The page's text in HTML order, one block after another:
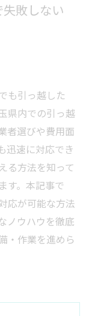
敗しない
も引っ越した
県内での引っ越
者選びや費用面
迅速に対応でき
る方法を知って
す。本記事で
応が可能な方法
ノウハウを徹底
・作業を進めら